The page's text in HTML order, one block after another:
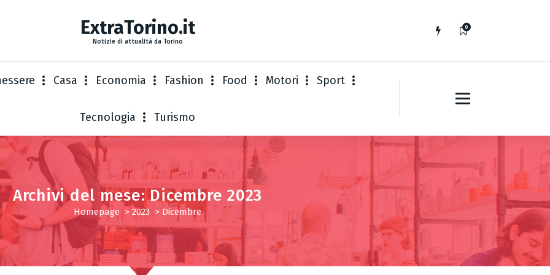
ExtraTorino.it
Notizie di attualità da Torino
0
Casa Economia Fashion Food Motori Sport
Tecnologia Turismo
Archivi del mese: Dicembre 2023
Homepage > 2023 > Dicembre